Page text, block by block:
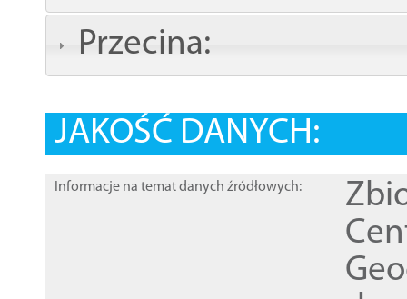
Przecina:
JAKOŚĆ DANYCH:
Informacje na temat danych źródłowych: